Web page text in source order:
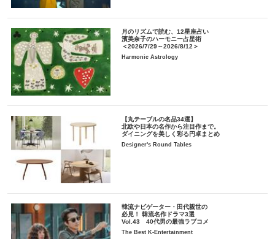
月のリズムで読む、12星座占い
濱美奈子のハーモニー占星術
＜2026/7/29～2026/8/12＞
Harmonic Astrology
【丸テーブルの名品34選】
北欧や日本の名作から注目作まで。
ダイニングを美しく彩る円卓まとめ
Designer's Round Tables
韓流ナビゲーター・田代親世の
必見！ 韓流名作ドラマ3選
Vol.43 40代男の最強ラブコメ
The Best K-Entertainment